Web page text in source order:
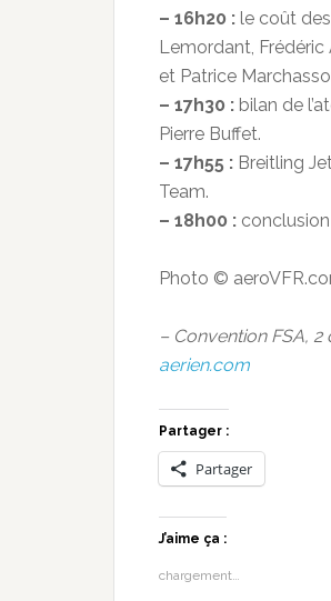
– 16h20 : le coût
Lemordant, Frédéric
et Patrice
– 17h30 : bilan de
Pierre Buffet.
– 17h55 : Breitling
Team.
– 18h00 :
Photo ©
– Convention FSA,
aerien.com
Partager :
Partager
J’aime ça :
chargement…